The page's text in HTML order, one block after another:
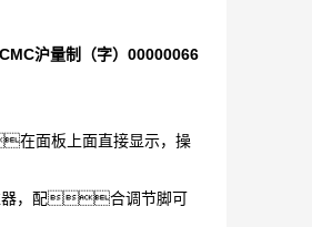
CMC沪量制（字）00000066
在面板上面直接显示，操
器，配合调节脚可